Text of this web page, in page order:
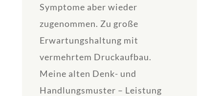
Symptome aber wieder
zugenommen. Zu große
Erwartungshaltung mit
vermehrtem Druckaufbau.
Meine alten Denk- und
Handlungsmuster – Leistung